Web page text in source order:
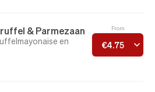
erbij!& Parmezaan
en
From
€4.75